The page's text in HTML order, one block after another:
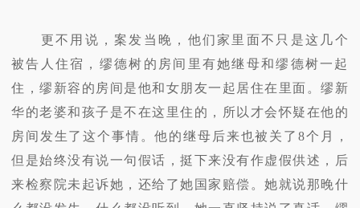
更不用说，案发当晚，他们家里面不只是这几个
被告人住宿，缪德树的房间里有她继母和缪德树一起
住，缪新容的房间是他和女朋友一起居住在里面。缪新
华的老婆和孩子是不在这里住的，所以才会怀疑在他的
房间发生了这个事情。他的继母后来也被关了8个月，
但是始终没有说一句假话，挺下来没有作虚假供述，后
来检察院未起诉她，还给了她国家赔偿。她就说那晚什